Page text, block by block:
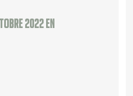
2022 en